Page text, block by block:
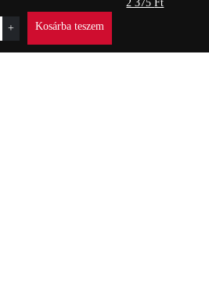
termékek
állóképesség növelésére
2 375Ft
+